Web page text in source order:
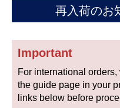
商品の
新品
中古品
WEB限定品
再入荷のお
Important
For international
the guide page in your
links below before